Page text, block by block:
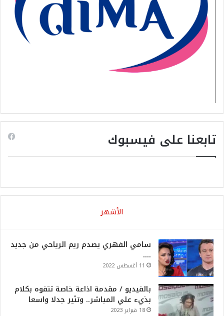
تابعنا على فيسبوك
الأشهر
سامي الفهري يصدم ريم الرياحي من جديد
….
11 أغسطس 2022
بالفيديو / مقدمة اذاعة خاصة تتفوه بكلام
بذيء علي المباشر.. وتثير جدلا واسعا
18 فبراير 2023